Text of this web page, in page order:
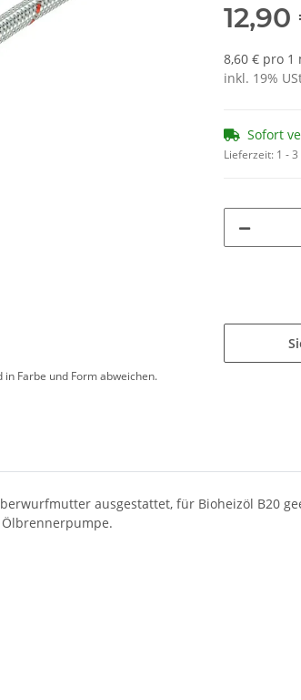
Farbe und Form abweichen.
8,60 € pro 1
inkl. 19%
Sofort
Lieferzeit: 1 -
ausgestattet, für Bioheizöl B20